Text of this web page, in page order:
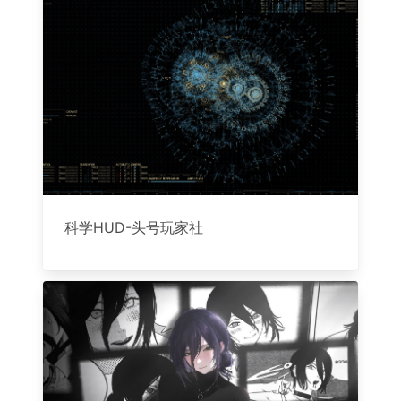
科学HUD-头号玩家社